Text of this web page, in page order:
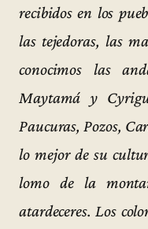
recibidos en los
las tejedoras, las
conocimos las
Maytamá y
Paucuras, Pozos,
lo mejor de su
lomo de la
atardeceres. Los